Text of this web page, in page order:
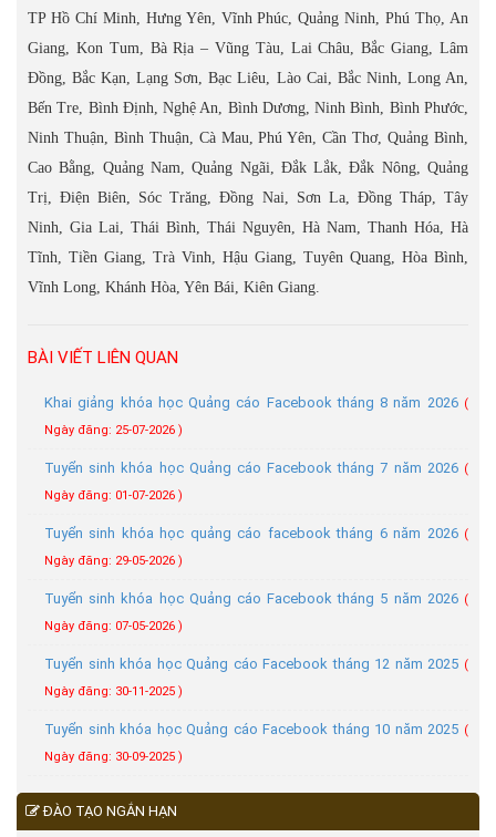
TP Hồ Chí Minh, Hưng Yên, Vĩnh Phúc, Quảng Ninh, Phú Thọ, An
Giang, Kon Tum, Bà Rịa – Vũng Tàu, Lai Châu, Bắc Giang, Lâm
Đồng, Bắc Kạn, Lạng Sơn, Bạc Liêu, Lào Cai, Bắc Ninh, Long An,
Bến Tre, Bình Định, Nghệ An, Bình Dương, Ninh Bình, Bình Phước,
Ninh Thuận, Bình Thuận, Cà Mau, Phú Yên, Cần Thơ, Quảng Bình,
Cao Bằng, Quảng Nam, Quảng Ngãi, Đắk Lắk, Đắk Nông, Quảng
Trị, Điện Biên, Sóc Trăng, Đồng Nai, Sơn La, Đồng Tháp, Tây
Ninh, Gia Lai, Thái Bình, Thái Nguyên, Hà Nam, Thanh Hóa, Hà
Tĩnh, Tiền Giang, Trà Vinh, Hậu Giang, Tuyên Quang, Hòa Bình,
Vĩnh Long, Khánh Hòa, Yên Bái, Kiên Giang.
BÀI VIẾT LIÊN QUAN
Khai giảng khóa học Quảng cáo Facebook tháng 8 năm 2026 (
Ngày đăng: 25-07-2026 )
Tuyển sinh khóa học Quảng cáo Facebook tháng 7 năm 2026 (
Ngày đăng: 01-07-2026 )
Tuyển sinh khóa học quảng cáo facebook tháng 6 năm 2026 (
Ngày đăng: 29-05-2026 )
Tuyển sinh khóa học Quảng cáo Facebook tháng 5 năm 2026 (
Ngày đăng: 07-05-2026 )
Tuyển sinh khóa học Quảng cáo Facebook tháng 12 năm 2025 (
Ngày đăng: 30-11-2025 )
Tuyển sinh khóa học Quảng cáo Facebook tháng 10 năm 2025 (
Ngày đăng: 30-09-2025 )
ĐÀO TẠO NGẮN HẠN